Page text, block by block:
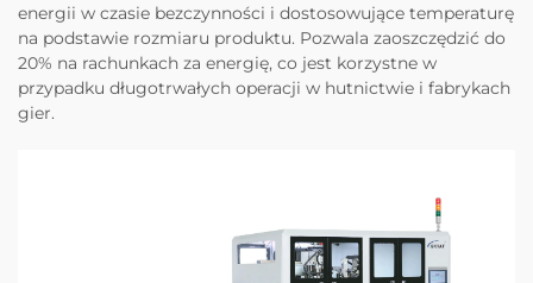
energii w czasie bezczynności i dostosowujące temperaturę
na podstawie rozmiaru produktu. Pozwala zaoszczędzić do
20% na rachunkach za energię, co jest korzystne w
przypadku długotrwałych operacji w hutnictwie i fabrykach
gier.​